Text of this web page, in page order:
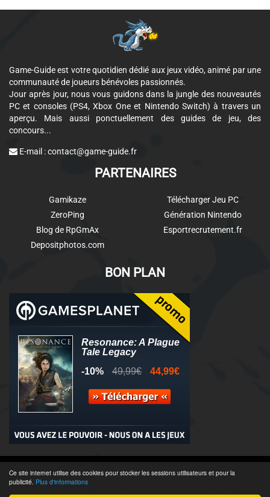
Ce site internet utilise des cookies pour stocker les sessions utilisateurs et pour la
publicité. Plus d'informations
Game-Guide est votre quotidien dédié aux jeux vidéo, animé par une
communauté de joueurs bénévoles passionnés.
Jour après jour, nous vous guidons dans la jungle des nouveautés
PC et consoles (PS4, Xbox One et Nintendo Switch) à travers un
aperçu. Mais aussi ponctuellement des guides de jeu, des
concours...
E-mail :contact@game-guide.fr
PARTENAIRES
Gamikaze
ZeroPing
Blog de RpGmAx
Depositphotos.com
Télécharger Jeu PC
Génération Nintendo
Esportrecrutement.fr
BON PLAN